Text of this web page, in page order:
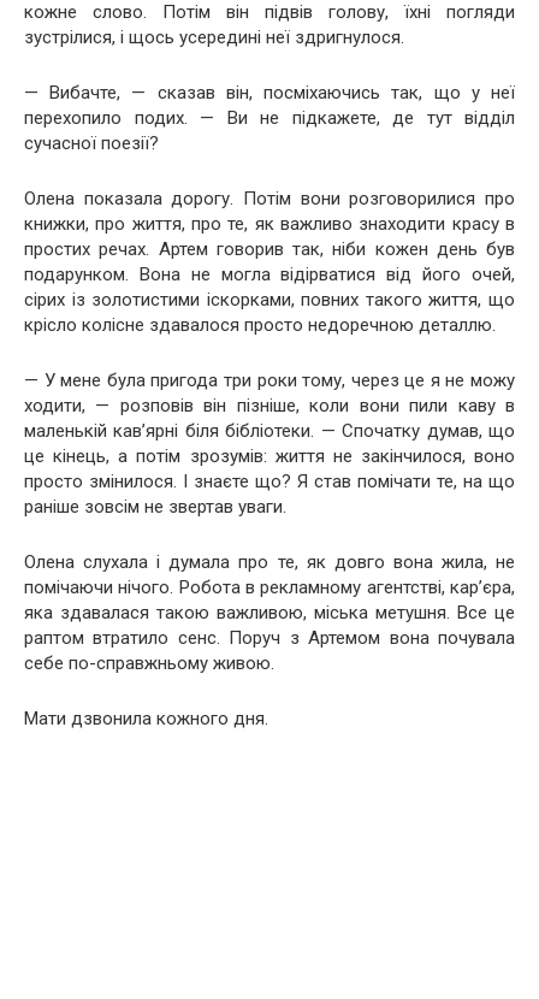
кожне слово. Потім він підвів голову, їхні погляди
зустрілися, і щось усередині неї здригнулося.
— Вибачте, — сказав він, посміхаючись так, що у неї
перехопило подих. — Ви не підкажете, де тут відділ
сучасної поезії?
Олена показала дорогу. Потім вони розговорилися про
книжки, про життя, про те, як важливо знаходити красу в
простих речах. Артем говорив так, ніби кожен день був
подарунком. Вона не могла відірватися від його очей,
сірих із золотистими іскорками, повних такого життя, що
крісло колісне здавалося просто недоречною деталлю.
— У мене була пригода три роки тому, через це я не можу
ходити, — розповів він пізніше, коли вони пили каву в
маленькій кав’ярні біля бібліотеки. — Спочатку думав, що
це кінець, а потім зрозумів: життя не закінчилося, воно
просто змінилося. І знаєте що? Я став помічати те, на що
раніше зовсім не звертав уваги.
Олена слухала і думала про те, як довго вона жила, не
помічаючи нічого. Робота в рекламному агентстві, кар’єра,
яка здавалася такою важливою, міська метушня. Все це
раптом втратило сенс. Поруч з Артемом вона почувала
себе по-справжньому живою.
Мати дзвонила кожного дня.